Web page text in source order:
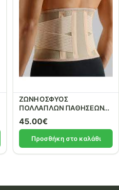
ΖΩΝΗ ΟΣΦΥΟΣ
ΠΟΛΛΑΠΛΩΝ ΠΑΘΗΣΕΩΝ
ONE SIZE
45.00€
Προσθήκη στο καλάθι